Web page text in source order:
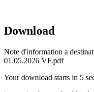
Download
Note d'information a
01.05.2026 VF.pdf
Your download starts in 5